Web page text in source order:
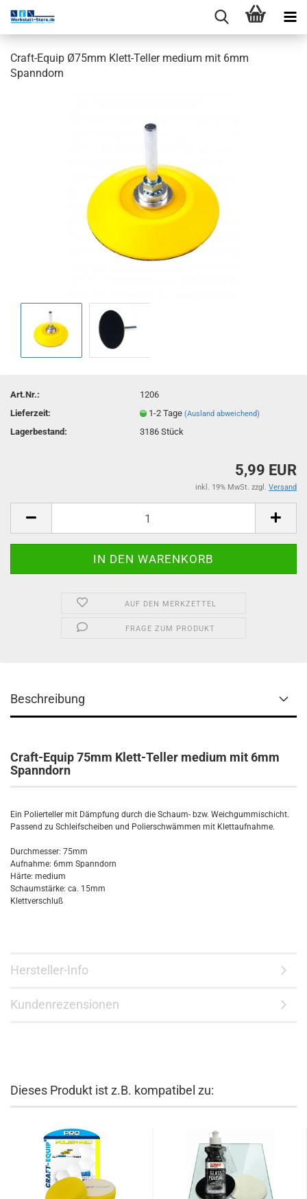
Craft-Equip Ø75mm Klett-Teller medium mit 6mm
Spanndorn
Art.Nr.:
1206
Lieferzeit:
1-2 Tage(Ausland abweichend)
Lagerbestand: 3186Stück
5,99 EUR
inkl. 19% MwSt. zzgl. Versand
AUF DEN MERKZETTEL
FRAGE ZUM PRODUKT
Beschreibung
Craft-Equip 75mm Klett-Teller medium mit 6mm
Spanndorn
Ein Polierteller mit Dämpfung durch die Schaum- bzw. Weichgummischicht.
Passend zu Schleifscheiben und Polierschwämmen mit Klettaufnahme.
Durchmesser: 75mm
Aufnahme: 6mm Spanndorn
Härte: medium
Schaumstärke: ca. 15mm
Klettverschluß
Hersteller-Info
Kundenrezensionen
Dieses Produkt ist z.B. kompatibel zu: